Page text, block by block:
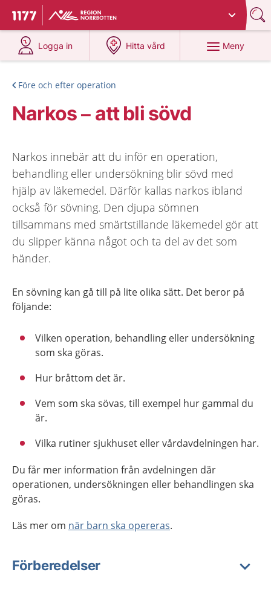
Till startsidan för 1177
Du har valt region
Logga in
på 1177.se
Hitta vård
på 1177.se
Meny
Före och efter operation
Narkos – att bli sövd
Narkos innebär att du inför en operation,
behandling eller undersökning blir sövd med
hjälp av läkemedel. Därför kallas narkos ibland
också för sövning. Den djupa sömnen
tillsammans med smärtstillande läkemedel gör att
du slipper känna något och ta del av det som
händer.
En sövning kan gå till på lite olika sätt. Det beror på
följande:
Vilken operation, behandling eller undersökning
som ska göras.
Hur bråttom det är.
Vem som ska sövas, till exempel hur gammal du
är.
Vilka rutiner sjukhuset eller vårdavdelningen har.
Du får mer information från avdelningen där
operationen, undersökningen eller behandlingen ska
göras.
Läs mer om när barn ska opereras.
Förberedelser